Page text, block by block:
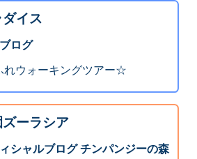
イス
ログ
れウォーキングツアー☆
ーラシア
シャルブログ チンパンジーの森